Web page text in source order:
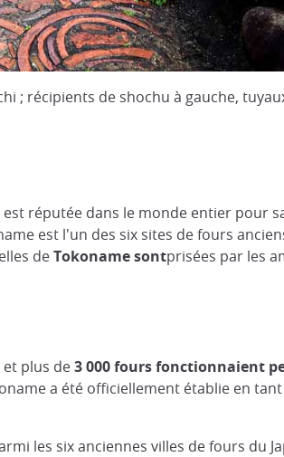
; récipients de shochu à gauche,
réputée dans le monde entier pour
est l'un des six sites de fours
deTokoname sontprisées par les
plus de3 000 fours fonctionnaient
a été officiellement établie en
les six anciennes villes de fours du